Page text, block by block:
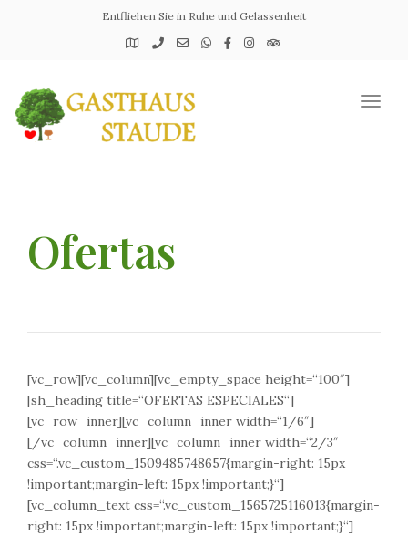
Entfliehen Sie in Ruhe und Gelassenheit
Ofertas
[vc_row][vc_column][vc_empty_space height=“100″]
[sh_heading title=“OFERTAS ESPECIALES“]
[vc_row_inner][vc_column_inner width=“1/6″]
[/vc_column_inner][vc_column_inner width=“2/3″
css=“.vc_custom_1509485748657{margin-right: 15px
!important;margin-left: 15px !important;}“]
[vc_column_text css=“.vc_custom_1565725116013{margin-
right: 15px !important;margin-left: 15px !important;}“]